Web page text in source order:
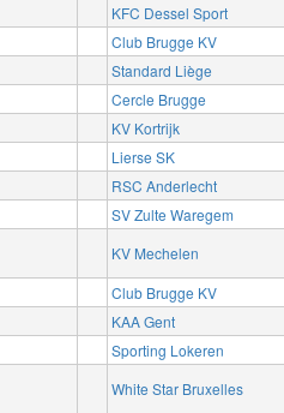
KFC Dessel Sport
Club Brugge KV
Standard Liège
Cercle Brugge
KV Kortrijk
Lierse SK
RSC Anderlecht
SV Zulte Waregem
KV Mechelen
Club Brugge KV
KAA Gent
Sporting Lokeren
White Star Bruxelles